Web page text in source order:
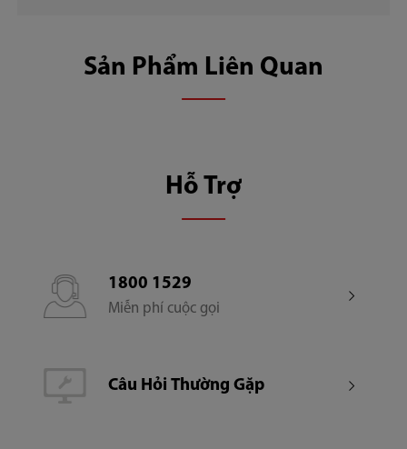
Sản Phẩm Liên Quan
Hỗ Trợ
1800 1529
Miễn phí cuộc gọi
Câu Hỏi Thường Gặp